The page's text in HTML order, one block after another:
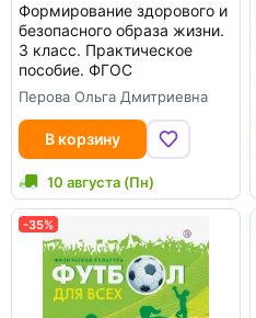
Формирование здорового и
безопасного образа жизни.
3 класс. Практическое
пособие. ФГОС
Перова Ольга Дмитриевна
В корзину
10 августа (Пн)
-35%